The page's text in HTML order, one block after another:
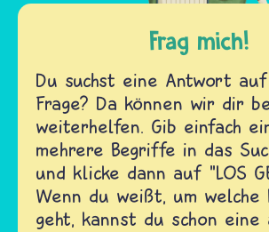
Frag mich!
Du suchst eine Antwort
Frage? Da können wir dir
weiterhelfen. Gib einfach
mehrere Begriffe in das
und klicke dann auf "LOS
Wenn du weißt, um welche
geht, kannst du schon eine